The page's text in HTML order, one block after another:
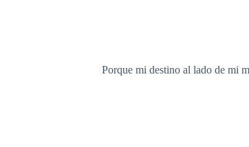
Porque mi destino al lado de mi